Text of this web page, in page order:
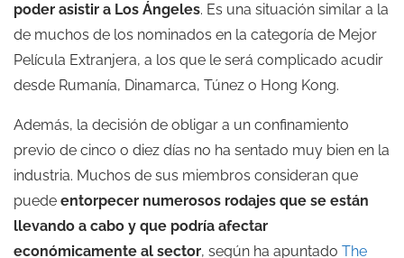
poder asistir a Los Ángeles. Es una situación similar a la
de muchos de los nominados en la categoría de Mejor
Película Extranjera, a los que le será complicado acudir
desde Rumanía, Dinamarca, Túnez o Hong Kong.
Además, la decisión de obligar a un confinamiento
previo de cinco o diez días no ha sentado muy bien en la
industria. Muchos de sus miembros consideran que
puede entorpecer numerosos rodajes que se están
llevando a cabo y que podría afectar
económicamente al sector, según ha apuntado The